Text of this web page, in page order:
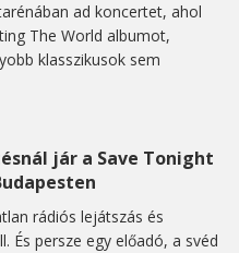
ad koncertet, ahol
The World albumot,
klasszikusok sem
jár a Save Tonight
rádiós lejátszás és
És persze egy előadó, a svéd